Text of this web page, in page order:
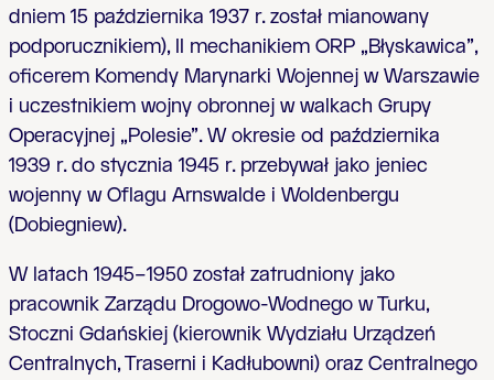
dniem 15 października 1937 r. został mianowany
podporucznikiem), II mechanikiem ORP „Błyskawica”,
oficerem Komendy Marynarki Wojennej w Warszawie
i uczestnikiem wojny obronnej w walkach Grupy
Operacyjnej „Polesie”. W okresie od października
1939 r. do stycznia 1945 r. przebywał jako jeniec
wojenny w Oflagu Arnswalde i Woldenbergu
(Dobiegniew).
W latach 1945–1950 został zatrudniony jako
pracownik Zarządu Drogowo-Wodnego w Turku,
Stoczni Gdańskiej (kierownik Wydziału Urządzeń
Centralnych, Traserni i Kadłubowni) oraz Centralnego